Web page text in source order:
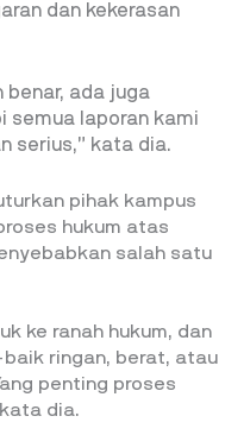
dan kekerasan
benar, ada juga
semua laporan kami
serius,” kata dia.
pihak kampus
hukum atas
salah satu
ke ranah hukum, dan
ringan, berat, atau
penting proses
dia.